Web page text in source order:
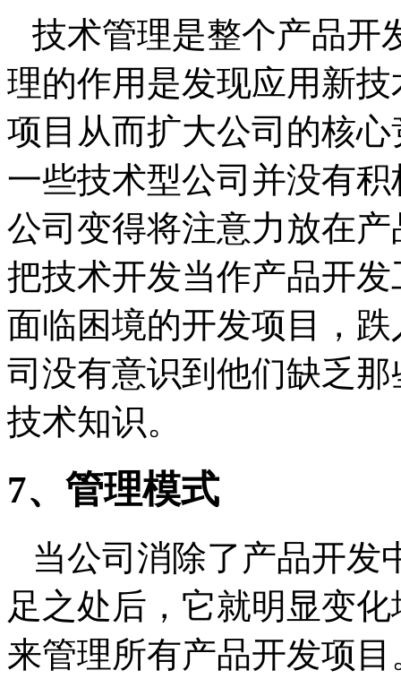
技术管理是整个产品开
理的作用是发现应用新
项目从而扩大公司的核
一些技术型公司并没有
公司变得将注意力放在
把技术开发当作产品开
面临困境的开发项目，
司没有意识到他们缺乏
技术知识。
7、管理模式
当公司消除了产品开发
足之处后，它就明显变
来管理所有产品开发项目